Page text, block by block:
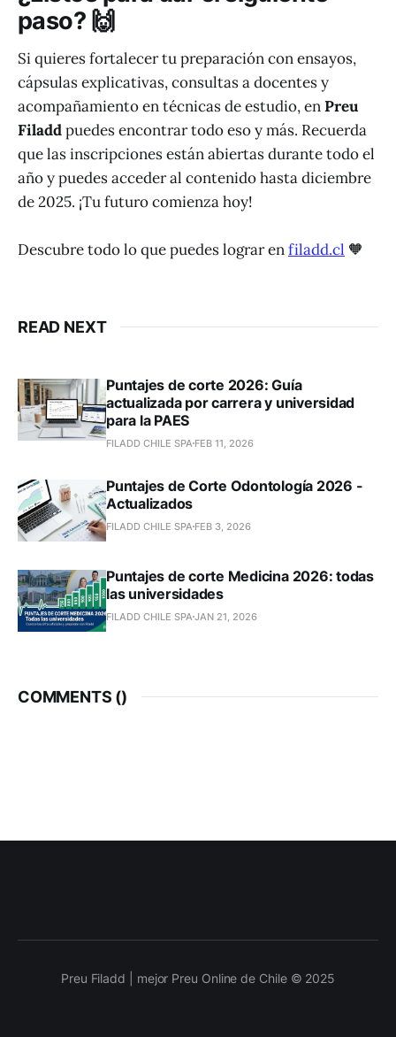
paso? 🙌
Si quieres fortalecer tu preparación con ensayos,
cápsulas explicativas, consultas a docentes y
acompañamiento en técnicas de estudio, enPreu
Filaddpuedes encontrar todo eso y más. Recuerda
que las inscripciones están abiertas durante todo el
año y puedes acceder al contenido hasta diciembre
de 2025. ¡Tu futuro comienza hoy!
Descubre todo lo que puedes lograr enfiladd.cl 🧡
READ NEXT
Puntajes de corte 2026: Guía
actualizada por carrera y universidad
para la PAES
FILADD CHILE SPA FEB 11, 2026
Puntajes de Corte Odontología 2026 -
Actualizados
FILADD CHILE SPA FEB 3, 2026
Puntajes de corte Medicina 2026: todas
las universidades
FILADD CHILE SPAJAN 21, 2026
COMMENTS ()
Preu Filadd | mejor Preu Online de Chile © 2025